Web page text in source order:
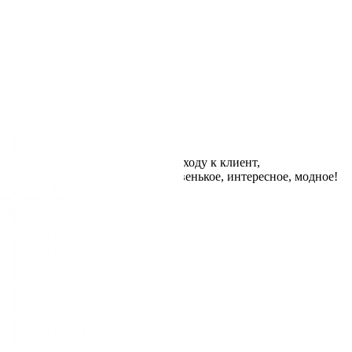
и укладки, творческому подходу к клиент,
что предложит что-то новенькое, интересное, модное!